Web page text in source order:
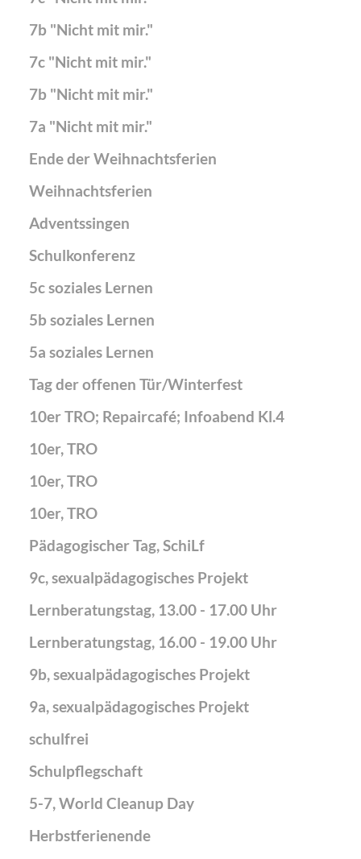
7b "Nicht mit mir."
7c "Nicht mit mir."
7b "Nicht mit mir."
7a "Nicht mit mir."
Ende der Weihnachtsferien
Weihnachtsferien
Adventssingen
Schulkonferenz
5c soziales Lernen
5b soziales Lernen
5a soziales Lernen
Tag der offenen Tür/Winterfest
10er TRO; Repaircafé; Infoabend Kl.4
10er, TRO
10er, TRO
10er, TRO
Pädagogischer Tag, SchiLf
9c, sexualpädagogisches Projekt
Lernberatungstag, 13.00 - 17.00 Uhr
Lernberatungstag, 16.00 - 19.00 Uhr
9b, sexualpädagogisches Projekt
9a, sexualpädagogisches Projekt
schulfrei
Schulpflegschaft
5-7, World Cleanup Day
Herbstferienende